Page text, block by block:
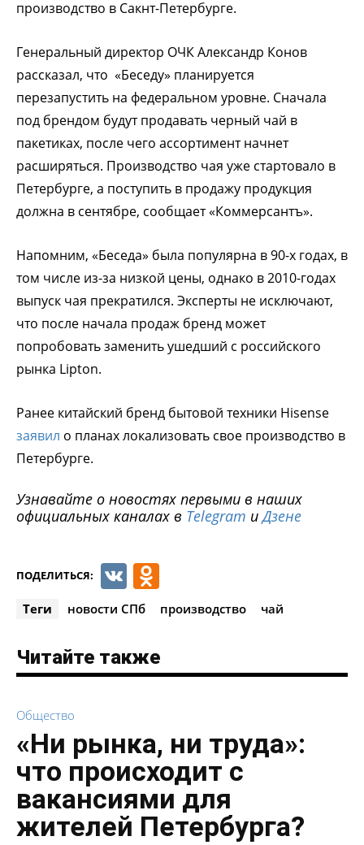
производство в Сакнт-Петербурге.
Генеральный директор ОЧК Александр Конов
рассказал, что «Беседу» планируется
перезапустить на федеральном уровне. Сначала
под брендом будут продавать черный чай в
пакетиках, после чего ассортимент начнет
расширяться. Производство чая уже стартовало в
Петербурге, а поступить в продажу продукция
должна в сентябре, сообщает «Коммерсантъ».
Напомним, «Беседа» была популярна в 90-х годах, в
том числе из-за низкой цены, однако в 2010-годах
выпуск чая прекратился. Эксперты не исключают,
что после начала продаж бренд может
попробовать заменить ушедший с российского
рынка Lipton.
Ранее китайский бренд бытовой техники Hisense
заявил о планах локализовать свое производство в
Петербурге.
Узнавайте о новостях первыми в наших
официальных каналах в Telegram иДзене
ПОДЕЛИТЬСЯ: VK
Теги новости СПб производство чай
Читайте также
Общество
«Ни рынка, ни труда»:
что происходит с
вакансиями для
жителей Петербурга?